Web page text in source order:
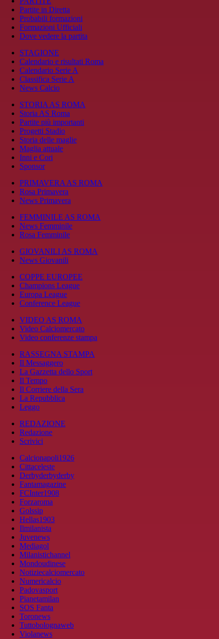
Partite in Diretta
Probabili formazioni
Formazioni Ufficiali
Dove vedere la partita
STAGIONE
Calendario e risultati Roma
Calendario Serie A
Classifica Serie A
News Calcio
STORIA AS ROMA
Storia AS Roma
Partite più importanti
Progetti Stadio
Storia delle maglie
Maglia attuale
Inni e Cori
Sponsor
PRIMAVERA AS ROMA
Rosa Primavera
News Primavera
FEMMINILE AS ROMA
News Femminile
Rosa Femminile
GIOVANILI AS ROMA
News Giovanili
COPPE EUROPEE
Champions League
Europa League
Conference League
VIDEO AS ROMA
Video Calciomercato
Video conferenze stampa
RASSEGNA STAMPA
Il Messaggero
La Gazzetta dello Sport
Il Tempo
Il Corriere della Sera
La Repubblica
Leggo
REDAZIONE
Redazione
Scrivici
Calcionapoli1926
Cittaceleste
Derbyderbyderby
Fantamagazine
FCInter1908
Forzaroma
Golssip
Hellas1903
Ilmilanista
Juvenews
Mediagol
Milanistichannel
Mondoudinese
Notiziecalciomercato
Numericalcio
Padovasport
Pianetamilan
SOS Fanta
Toronews
Tuttobolognaweb
Violanews